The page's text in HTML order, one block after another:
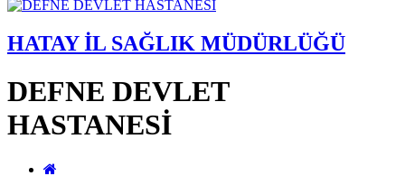
HATAY İL SAĞLIK MÜDÜRLÜĞÜ
DEFNE DEVLET
HASTANESİ